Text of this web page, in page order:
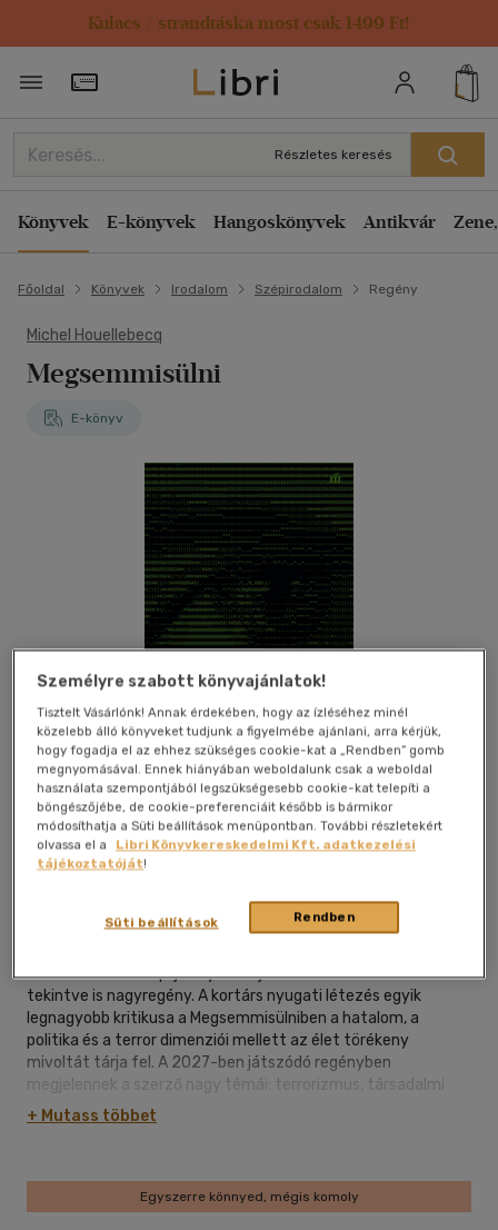
Kulacs / strandtáska most csak 1499 Ft!
Törzsvásárlói Kártya adatai
Részletes keresés
Könyvek E-könyvek Hangoskönyvek Antikvár
Főoldal Könyvek Irodalom Szépirodalom Regény
Michel Houellebecq
Megsemmisülni
E-könyv
e-könyv akció
Beleolvasok Kívánságlistához adom Megosztom
Magvető Kft.|2023|magyar nyelvű
Michel Houellebecq új könyve terjedelmét és vállalását
tekintve is nagyregény. A kortárs nyugati létezés egyik
legnagyobb kritikusa a Megsemmisülniben a hatalom, a
politika és a terror dimenziói mellett az élet törékeny
mivoltát tárja fel. A 2027-ben játszódó regényben
megjelennek a szerző nagy témái: terrorizmus, társadalmi
elégedetlenség, bevándorlás, rasszizmus, környezeti
kihívások, technológiai fejlődés, média, nemzedéki
szemüvegén át láthatjuk a közeljövő egyik lehetséges
Európáját.
+ Mutass többet
Egyszerre könnyed, mégis komoly
Személyre szabott könyvajánlatok!
Tisztelt Vásárlónk! Annak érdekében, hogy az ízléséhez minél
közelebb álló könyveket tudjunk a figyelmébe ajánlani, arra kérjük,
hogy fogadja el az ehhez szükséges cookie-kat a „Rendben” gomb
megnyomásával. Ennek hiányában weboldalunk csak a weboldal
használata szempontjából legszükségesebb cookie-kat telepíti a
böngészőjébe, de cookie-preferenciáit később is bármikor
módosíthatja a Süti beállítások menüpontban. További részletekért
olvassa el a
Libri Könyvkereskedelmi Kft. adatkezelési
tájékoztatóját!
Rendben
Süti beállítások